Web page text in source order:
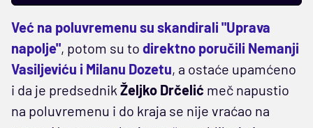
Već na poluvremenu su skandirali "Uprava
napolje", potom su to direktno poručili Nemanji
Vasiljeviću i Milanu Dozetu, a ostaće upamćeno
i da je predsednik Željko Drčelić meč napustio
na poluvremenu i do kraja se nije vraćao na